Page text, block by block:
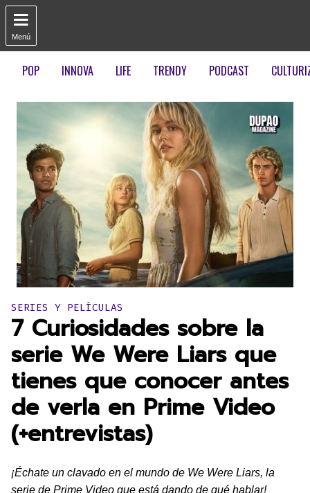

Menú
POP INNOVA LIFE TRENDY PODCAST
Publicado en:
SERIES Y PELÍCULAS
7 Curiosidades sobre la
serie We Were Liars que
tienes que conocer antes
de verla en Prime Video
(+entrevistas)
¡Échate un clavado en el mundo de We Were Liars, la
serie de Prime Video que está dando de qué hablar!